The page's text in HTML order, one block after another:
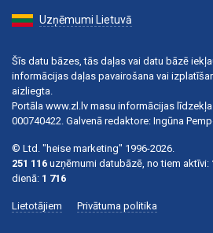
Uzņēmumi Lietuvā
Šīs datu bāzes, tās daļas vai datu bāzē
informācijas daļas pavairošana vai
aizliegta.
Portāla www.zl.lv masu informācijas
000740422. Galvenā redaktore: Ingūna
© Ltd. "heise marketing" 1996-2026.
251 116 uzņēmumi datubāzē, no tiem aktīvi:
dienā: 1 716
Lietotājiem Privātuma politika